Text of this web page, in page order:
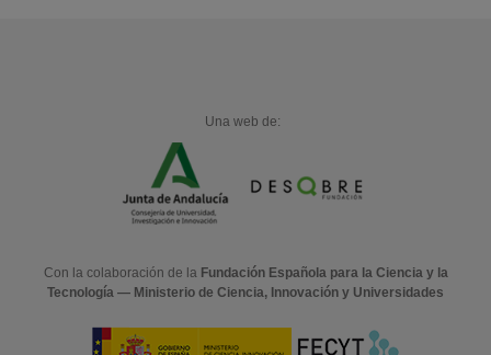
Una web de:
Con la colaboración de la Fundación Española para la Ciencia y la
Tecnología — Ministerio de Ciencia, Innovación y Universidades